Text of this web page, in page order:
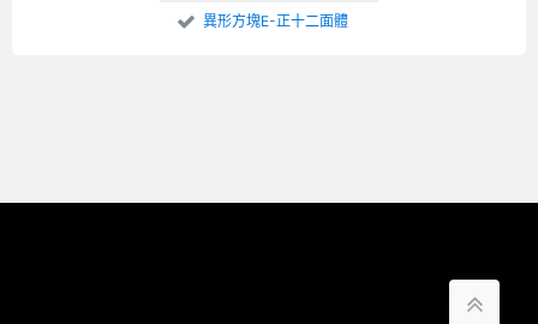
異形方塊E-正十二面體